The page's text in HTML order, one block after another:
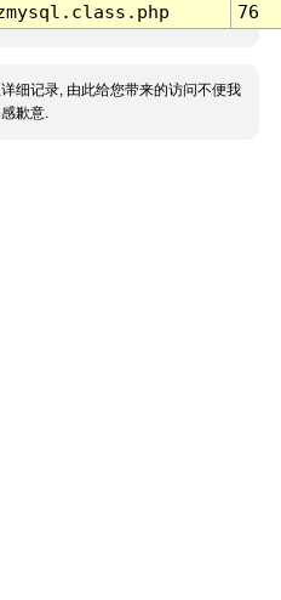
76
细记录, 由此给您带来的访问不便我
歉意.